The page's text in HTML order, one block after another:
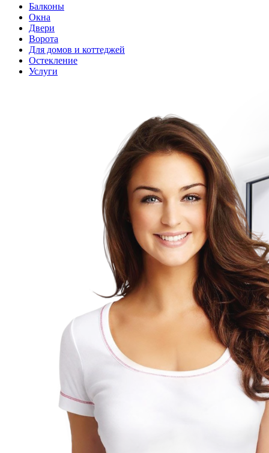
Балконы
Окна
Двери
Ворота
Для домов и коттеджей
Остекление
Услуги